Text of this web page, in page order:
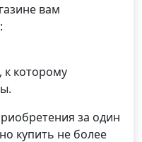
вам
которому
за один
купить не более